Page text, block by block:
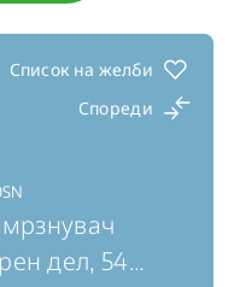
Список на желби
Спореди
дел, 54…